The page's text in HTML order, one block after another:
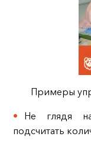
Примеры
Не глядя
подсчитать